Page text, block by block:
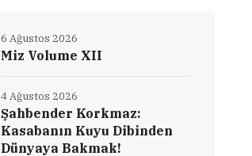
Miz Volume XII
6 Ağustos 2026
Şahbender Korkmaz:
Kasabanın Kuyu Dibinden
Dünyaya Bakmak!
4 Ağustos 2026